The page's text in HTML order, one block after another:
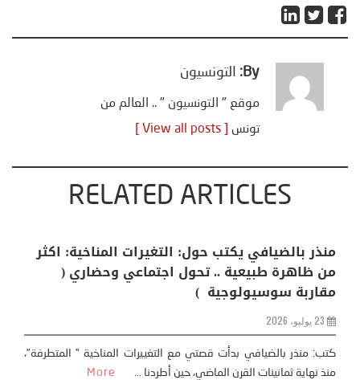
By: التونسيون
موقع " التونسيون " .. العالم من
تونس
RELATED ARTICLES
منذر بالضيافي يكتب حول: التغيرات المناخية: اكثر
من ظاهرة طبيعية .. تحول اجتماعي وحضاري (
مقاربة سوسيولوجية )
23 يوليو، 2026
كتب: منذر بالضيافي بدأت قصتي مع التغييرات المناخية ” المتطرفة”،
منذ نهاية ثمانينات القرن الماضي، حين أطردنا ...
More